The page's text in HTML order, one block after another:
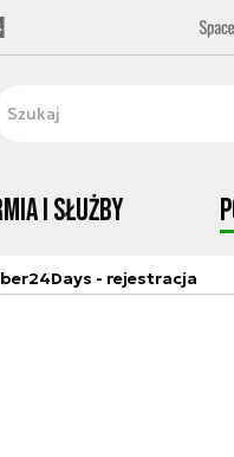
i Służby
- rejestracja